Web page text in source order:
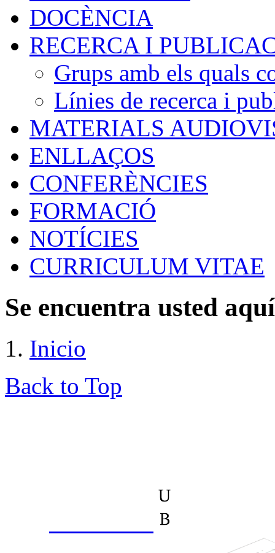
DOCÈNCIA
RECERCA I
Grups amb els quals
Línies de recerca i
MATERIALS
ENLLAÇOS
CONFERÈNCIES
FORMACIÓ
NOTÍCIES
CURRICULUM VITAE
Se encuentra usted aquí
Inicio
Back to Top